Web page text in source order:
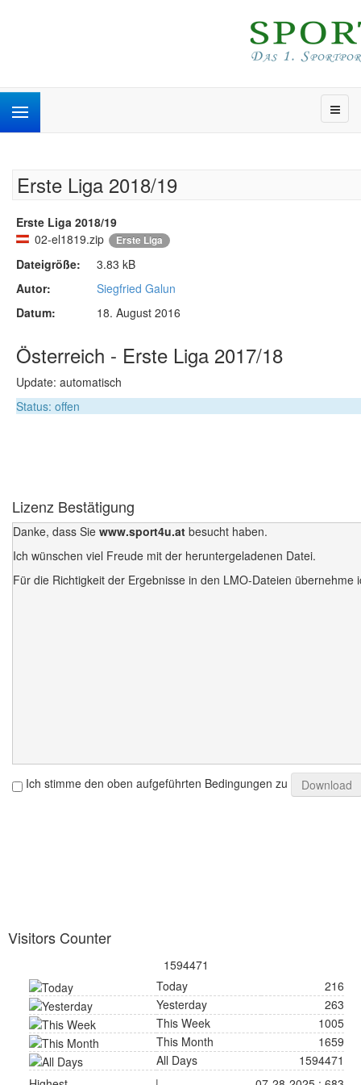
Erste Liga 2018/19
Erste Liga 2018/19
02-el1819.zip
Erste Liga
Dateigröße:
3.83 kB
Autor:
Siegfried Galun
Datum:
18. August 2016
Österreich - Erste Liga 2017/18
Update: automatisch
Status: offen
Lizenz Bestätigung
Danke, dass Sie www.sport4u.at besucht haben.
Ich wünschen viel Freude mit der heruntergeladenen Datei.
Für die Richtigkeit der Ergebnisse in den LMO-Dateien übernehme
Ich stimme den oben aufgeführten Bedingungen zu
Visitors Counter
1594471
Today
216
Yesterday
263
This Week
1005
This Month
1659
All Days
1594471